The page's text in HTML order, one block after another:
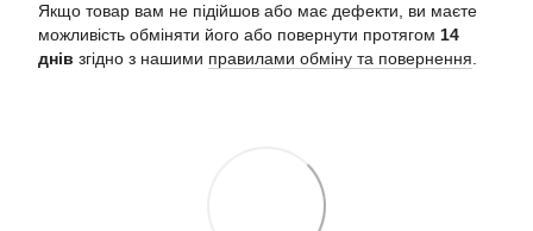
Якщо товар вам не підійшов або має дефекти, ви маєте
можливість обміняти його або повернути протягом 14
днів згідно з нашими правилами обміну та повернення